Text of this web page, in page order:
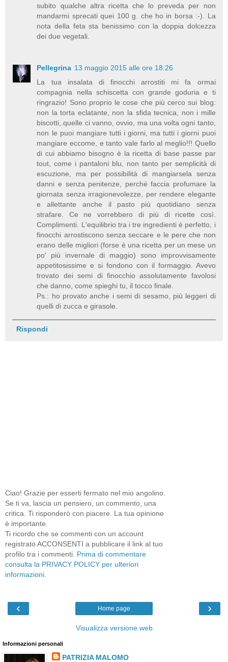
subito qualche altra ricetta che lo preveda per non
mandarmi sprecati quei 100 g. che ho in borsa :-). La
nota della feta sta benissimo con la doppia dolcezza
dei due vegetali.
Pellegrina 13 maggio 2015 alle ore 18:26
La tua insalata di finocchi arrostiti mi fa ormai
compagnia nella schiscetta con grande goduria e ti
ringrazio! Sono proprio le cose che più cerco sui blog:
non la torta eclatante, non la sfida tecnica, non i mille
biscotti,.quelle ci vanno, ovvio, ma una volta ogni tanto,
non le puoi mangiare tutti i giorni, ma tutti i giorni puoi
mangiare eccome, e tanto vale farlo al meglio!!! Quello
di cui abbiamo bisogno è la ricetta di base passe par
tout, come i pantaloni blu, non tanto per semplicità di
escuzione, ma per possibilità di mangiarsela senza
danni e senza penitenze, perché faccia profumare la
giornata senza irragionevolezze, per rendere elegante
e allettante anche il pasto più quotidiano senza
strafare. Ce ne vorrebbero di più di ricette così.
Complimenti. L'equilibrio tra i tre ingredienti è perfetto, i
finocchi arrostiscono senza seccare e le pere che non
erano delle migliori (forse è una ricetta per un mese un
po' più invernale di maggio) sono improvvisamente
appetitosissime e si fondono con il formaggio. Avevo
trovato dei semi di finocchio assolutamente favolosi
che danno, come spieghi tu, il tocco finale.
Ps.: ho provato anche i semi di sesamo, più leggeri di
quelli di zucca e girasole.
Rispondi
Ciao! Grazie per esserti fermato nel mio angolino.
Se ti va, lascia un pensiero, un commento, una
critica. Ti risponderò con piacere. La tua opinione
è importante.
Ti ricordo che se commenti con un account
registrato ACCONSENTI a pubblicare il link al tuo
profilo tra i commenti. Prima di commentare
consulta la PRIVACY POLICY per ulteriori
informazioni.
‹ ›
Home page
Visualizza versione web
Informazioni personali
PATRIZIA MALOMO